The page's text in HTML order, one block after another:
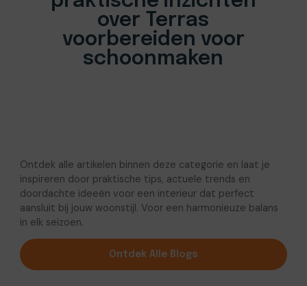
over Terras
voorbereiden voor
schoonmaken
Ontdek alle artikelen binnen deze categorie en laat je
inspireren door praktische tips, actuele trends en
doordachte ideeën voor een interieur dat perfect
aansluit bij jouw woonstijl. Voor een harmonieuze balans
in elk seizoen.
Ontdek Alle Blogs